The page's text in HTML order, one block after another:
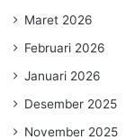
Maret 2026
Februari 2026
Januari 2026
Desember 2025
November 2025